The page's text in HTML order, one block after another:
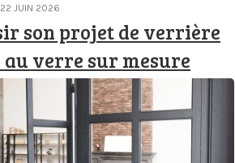
22 JUIN 2026
son projet de verrière
au verre sur mesure